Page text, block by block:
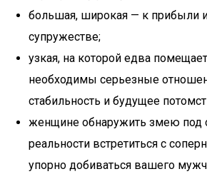
большая, широкая — к прибыли
супружестве;
узкая, на которой едва
необходимы серьезные
стабильность и будущее
женщине обнаружить змею под
реальности встретиться с
упорно добиваться вашего